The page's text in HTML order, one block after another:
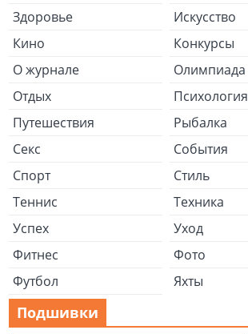
Здоровье
Искусство
Кино
Конкурсы
О журнале
Олимпиада
Отдых
Психология
Путешествия
Рыбалка
Секс
События
Спорт
Стиль
Теннис
Техника
Успех
Уход
Фитнес
Фото
Футбол
Яхты
Подшивки